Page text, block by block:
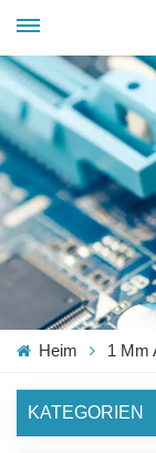
Heim 1 Mm
KATEGORIEN